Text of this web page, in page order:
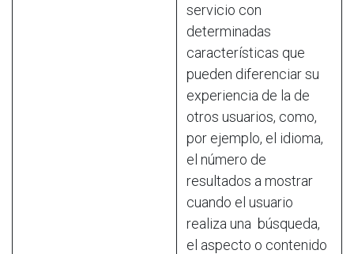
servicio con
determinadas
características que
pueden diferenciar su
experiencia de la de
otros usuarios, como,
por ejemplo, el idioma,
el número de
resultados a mostrar
cuando el usuario
realiza una búsqueda,
el aspecto o contenido